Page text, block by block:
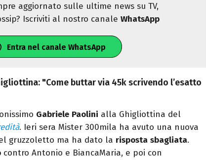
aggiornato sulle ultime news su TV,
Iscriviti al nostro canaleWhatsApp
Entra nel canale WhatsApp
"Come buttar via 45k scrivendo l’esatto
Gabriele Paolini alla Ghigliottina del
. Ieri sera Mister 300mila ha avuto una nuova
gruzzoletto ma ha dato la risposta sbagliata.
contro Antonio e BiancaMaria, e poi con